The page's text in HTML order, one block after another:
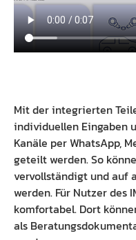
Mit der integrierten
individuellen Eingaben
Kanäle per WhatsApp,
geteilt werden. So
vervollständigt und auf
werden. Für Nutzer des
komfortabel. Dort
als